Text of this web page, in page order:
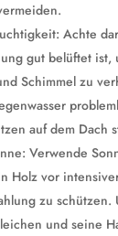
Achte
gut belüftet ist,
Schimmel zu
auf dem Dach
Verwende
Holz vor
zu schützen.
und seine